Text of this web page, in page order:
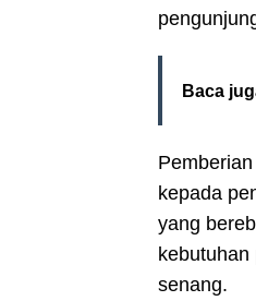
Baca
kepada
yang
kebutuhan
senang.